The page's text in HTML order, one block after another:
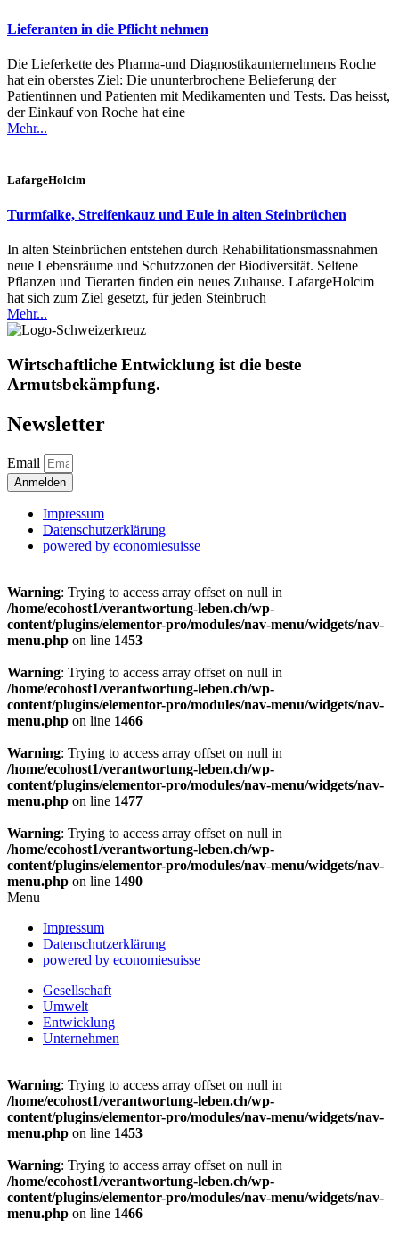
Lieferanten in die Pflicht nehmen
Die Lieferkette des Pharma-und Diagnostikaunternehmens Roche
hat ein oberstes Ziel: Die ununterbrochene Belieferung der
Patientinnen und Patienten mit Medikamenten und Tests. Das heisst,
der Einkauf von Roche hat eine
Mehr...
LafargeHolcim
Turmfalke, Streifenkauz und Eule in alten Steinbrüchen
In alten Steinbrüchen entstehen durch Rehabilitationsmassnahmen
neue Lebensräume und Schutzzonen der Biodiversität. Seltene
Pflanzen und Tierarten finden ein neues Zuhause. LafargeHolcim
hat sich zum Ziel gesetzt, für jeden Steinbruch
Mehr...
Wirtschaftliche Entwicklung ist die beste
Armutsbekämpfung.
Newsletter
Email
Anmelden
Impressum
Datenschutzerklärung
powered by economiesuisse
Warning: Trying to access array offset on null in
/home/ecohost1/verantwortung-leben.ch/wp-
content/plugins/elementor-pro/modules/nav-menu/widgets/nav-
menu.php on line 1453
Warning: Trying to access array offset on null in
/home/ecohost1/verantwortung-leben.ch/wp-
content/plugins/elementor-pro/modules/nav-menu/widgets/nav-
menu.php on line 1466
Warning: Trying to access array offset on null in
/home/ecohost1/verantwortung-leben.ch/wp-
content/plugins/elementor-pro/modules/nav-menu/widgets/nav-
menu.php on line 1477
Warning: Trying to access array offset on null in
/home/ecohost1/verantwortung-leben.ch/wp-
content/plugins/elementor-pro/modules/nav-menu/widgets/nav-
menu.php on line 1490
Menu
Impressum
Datenschutzerklärung
powered by economiesuisse
Gesellschaft
Umwelt
Entwicklung
Unternehmen
Warning: Trying to access array offset on null in
/home/ecohost1/verantwortung-leben.ch/wp-
content/plugins/elementor-pro/modules/nav-menu/widgets/nav-
menu.php on line 1453
Warning: Trying to access array offset on null in
/home/ecohost1/verantwortung-leben.ch/wp-
content/plugins/elementor-pro/modules/nav-menu/widgets/nav-
menu.php on line 1466